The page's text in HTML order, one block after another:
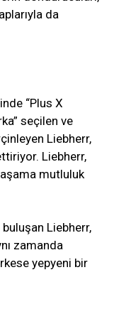
da
“Plus X
seçilen ve
Liebherr,
Liebherr,
mutluluk
Liebherr,
zamanda
yepyeni bir